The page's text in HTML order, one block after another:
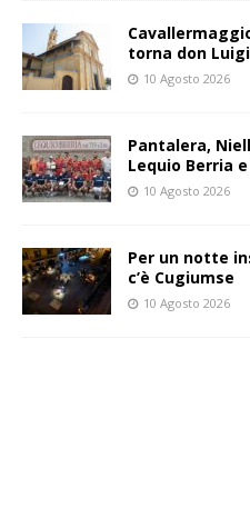
torna don
10 Agosto 2026
Pantalera,
Lequio Berria
10 Agosto 2026
Per un notte
c’è Cugiumse
10 Agosto 2026